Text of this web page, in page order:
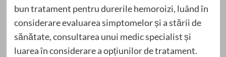
bun tratament pentru durerile hemoroizi, luând în
considerare evaluarea simptomelor și a stării de
sănătate, consultarea unui medic specialist și
luarea în considerare a opțiunilor de tratament.